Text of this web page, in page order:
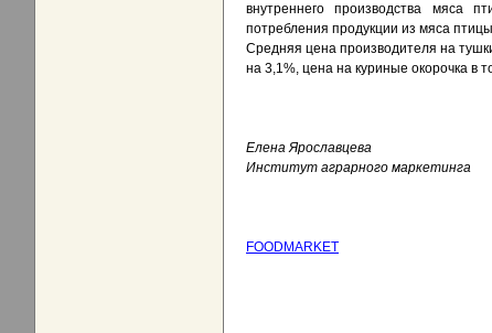
внутреннего производства мяса
потребления продукции из мяса
Средняя цена производителя на
на 3,1%, цена на куриные окорочка в
Елена Ярославцева
Институт аграрного маркетинга
FOODMARKET